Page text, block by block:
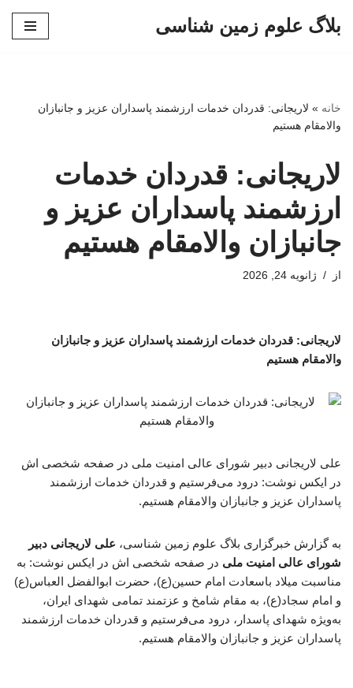
بلاگ علوم زمین شناسی
خانه » لاریجانی: قدردان خدمات ارزشمند پاسداران عزیز و جانبازان
والامقام هستیم
لاریجانی: قدردان خدمات
ارزشمند پاسداران عزیز و
جانبازان والامقام هستیم
از ژانویه 24, 2026
لاریجانی: قدردان خدمات ارزشمند پاسداران عزیز و جانبازان
والامقام هستیم
علی لاریجانی دبیر شورای عالی امنیت ملی در صفحه شخصی اش
در ایکس نوشت: درود می‌فرستیم و قدردان خدمات ارزشمند
پاسداران عزیز و جانبازان والامقام هستیم.
به گزارش خبرگزاری بلاگ علوم زمین شناسی، علی لاریجانی دبیر
شورای عالی امنیت ملی در صفحه شخصی اش در ایکس نوشت: به
مناسبت میلاد باسعادت امام حسین(ع)، حضرت ابوالفضل العباس(ع)
و امام سجاد(ع)، به مقام شامخ و عزتمند تمامی شهدای ایران،
به‌ویژه شهدای پاسدار، درود می‌فرستیم و قدردان خدمات ارزشمند
پاسداران عزیز و جانبازان والامقام هستیم.